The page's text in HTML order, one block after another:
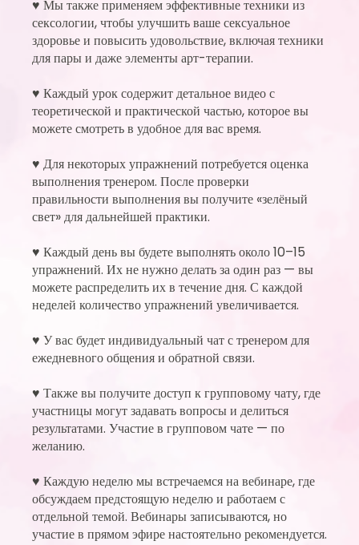
♥ Мы также применяем эффективные техники из
сексологии, чтобы улучшить ваше сексуальное
здоровье и повысить удовольствие, включая техники
для пары и даже элементы арт-терапии.
♥ Каждый урок содержит детальное видео с
теоретической и практической частью, которое вы
можете смотреть в удобное для вас время.
♥ Для некоторых упражнений потребуется оценка
выполнения тренером. После проверки
правильности выполнения вы получите «зелёный
свет» для дальнейшей практики.
♥ Каждый день вы будете выполнять около 10–15
упражнений. Их не нужно делать за один раз — вы
можете распределить их в течение дня. С каждой
неделей количество упражнений увеличивается.
♥ У вас будет индивидуальный чат с тренером для
ежедневного общения и обратной связи.
♥ Также вы получите доступ к групповому чату, где
участницы могут задавать вопросы и делиться
результатами. Участие в групповом чате — по
желанию.
♥ Каждую неделю мы встречаемся на вебинаре, где
обсуждаем предстоящую неделю и работаем с
отдельной темой. Вебинары записываются, но
участие в прямом эфире настоятельно рекомендуется.